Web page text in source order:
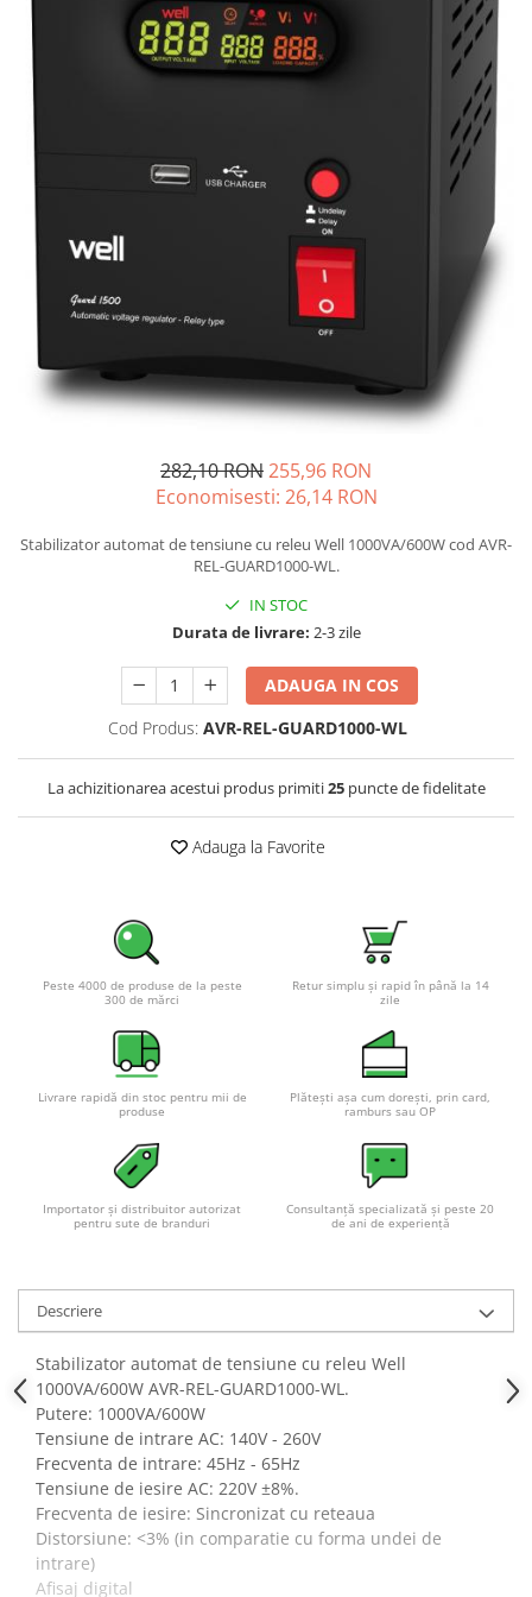
Incarcatoare acumulatori
Panouri fotovoltaice si accesorii
Panouri fotovoltaice
Sisteme prindere panouri
fotovoltaice
Accesorii
Invertoare Hibrid
Invertoare On-grid
Invertoare Off-grid
Controlere solare
MPPT
Sisteme de stocare energie
Pachete complete stocare energie
Sisteme fotovoltaice complete
mica (rulota/caravan/case de
Sisteme fotovoltaice profesionale
Pachete sisteme fotovoltaice
Statii de incarcare vehicule
electrice
Prize de incarcare vehicule
Turbine eoliene pentru casă
Acumulatori VRLA AGM/GEL /
Tractiune / LiFePo4
Baterii si acumulatori AGM VRLA
de 6-12 V
GEL
AGM
SLA AGM (Sealed Lead Acid)
Deep Cycle - Tractiune/Semi-
Tractiune
Marine & Caravan
APC
Pachete acumulatori VRLA
Sisteme de management (BMS)
282,10 RON255,96 RON
Economisesti: 26,14 RON
Stabilizator automat de tensiune cu releu Well 1000VA/600W cod AVR-
REL-GUARD1000-WL.
IN STOC
Durata de livrare: 2-3 zile
ADAUGA IN COS
Cod Produs: AVR-REL-GUARD1000-WL
La achizitionarea acestui produs primiti25puncte de fidelitate
Adauga la Favorite
Peste 4000 de produse de la peste
300 de mărci
Retur simplu și rapid în până la 14
zile
Livrare rapidă din stoc pentru mii de
produse
Plătești așa cum dorești, prin card,
ramburs sau OP
Importator și distribuitor autorizat
pentru sute de branduri
Consultanță specializată și peste 20
de ani de experiență
Descriere
Stabilizator automat de tensiune cu releu Well
1000VA/600W AVR-REL-GUARD1000-WL.
Putere: 1000VA/600W
Tensiune de intrare AC: 140V - 260V
Frecventa de intrare: 45Hz - 65Hz
Tensiune de iesire AC: 220V±8%.
Frecventa de iesire: Sincronizat cu reteaua
Distorsiune: <3% (in comparatie cu forma undei de
intrare)
Afisaj digital